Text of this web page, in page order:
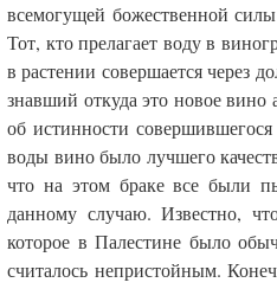
всемогущей божественной
Тот, кто прелагает воду в
в растении совершается через
знавший откуда это новое вино
об истинности
воды вино было лучшего
что на этом браке все были
данному случаю. Известно,
которое в Палестине было
считалось непристойным.